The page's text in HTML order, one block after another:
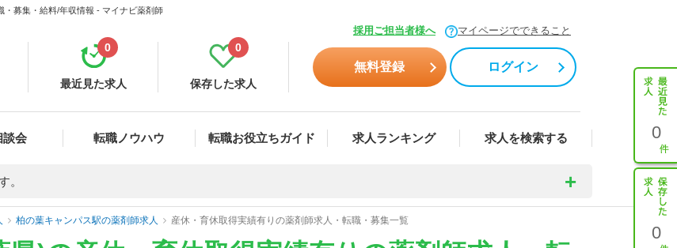
募集・給料/年収情報 - マイナビ薬剤師
採用ご担当者様へ マイページでできること
最近見た求人
0
保存した求人
0
無料登録 ログイン
談会 転職ノウハウ 転職お役立ちガイド 求人ランキング 求人を検索する 0
0
。
柏の葉キャンパス駅の薬剤師求人 産休・育休取得実績有りの薬剤師求人・転職・募集一覧